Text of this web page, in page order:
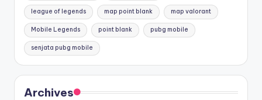
league of legends map point blank map valorant
Mobile Legends point blank pubg mobile
senjata pubg mobile
Archives